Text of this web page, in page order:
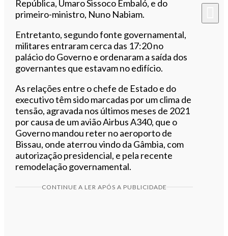
República, Umaro Sissoco Embaló, e do
primeiro-ministro, Nuno Nabiam.
Entretanto, segundo fonte governamental,
militares entraram cerca das 17:20 no
palácio do Governo e ordenaram a saída dos
governantes que estavam no edifício.
As relações entre o chefe de Estado e do
executivo têm sido marcadas por um clima de
tensão, agravada nos últimos meses de 2021
por causa de um avião Airbus A340, que o
Governo mandou reter no aeroporto de
Bissau, onde aterrou vindo da Gâmbia, com
autorização presidencial, e pela recente
remodelação governamental.
CONTINUE A LER APÓS A PUBLICIDADE